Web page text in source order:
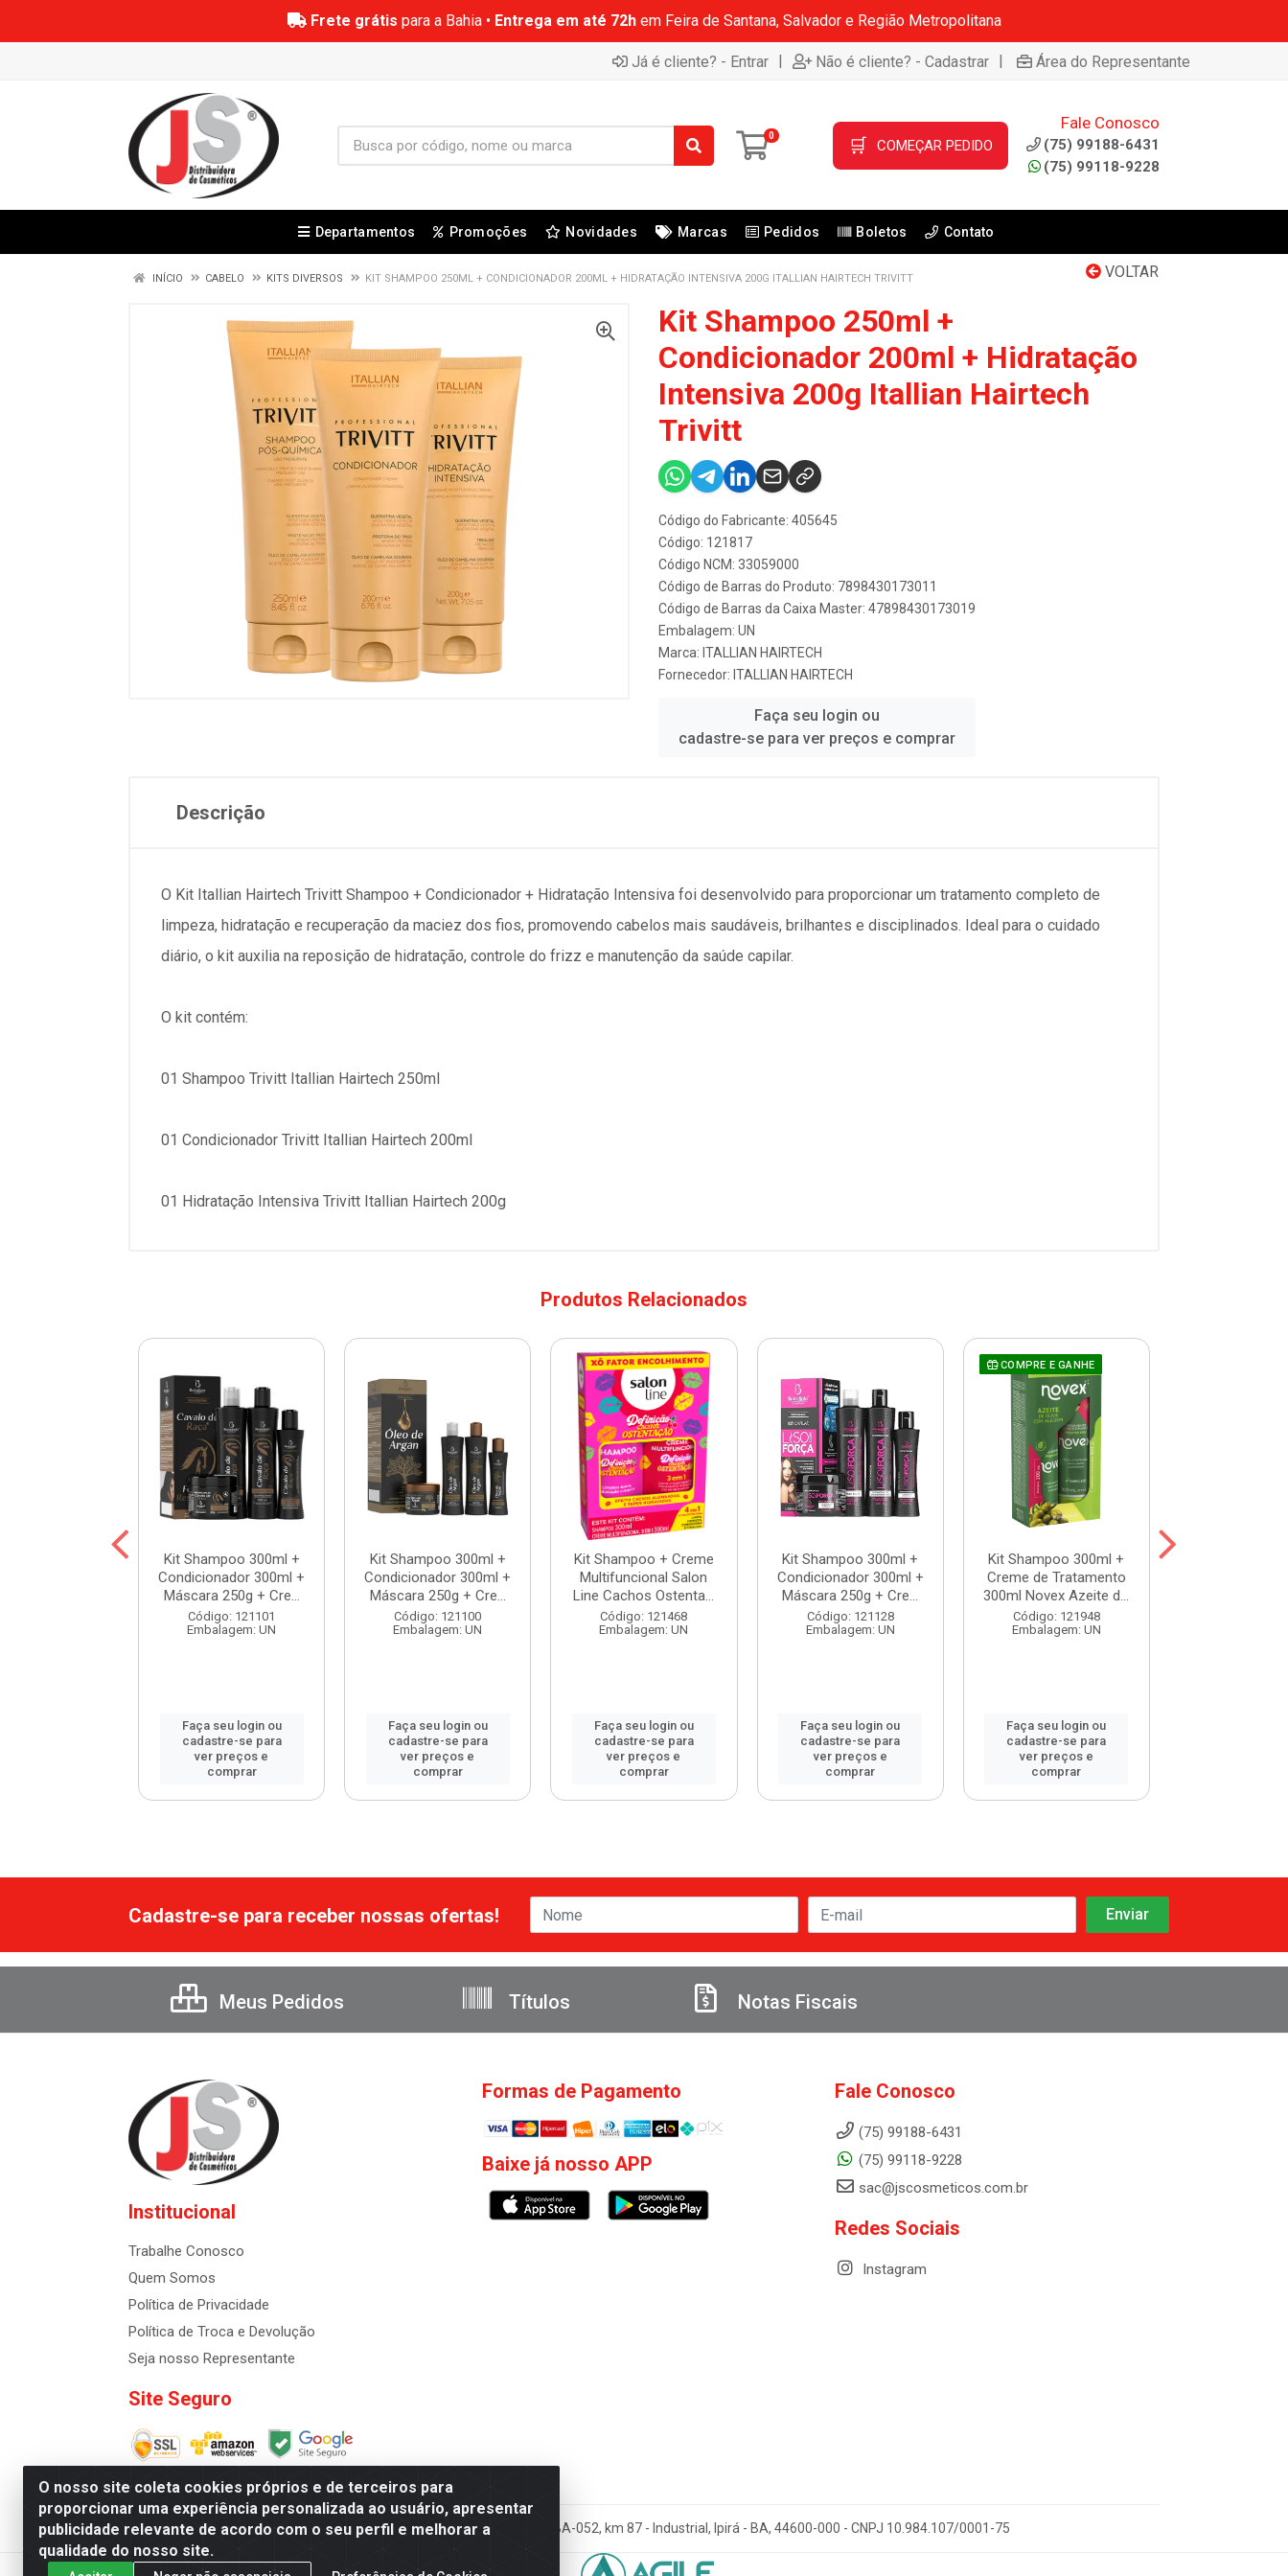
Frete grátis para a Bahia • Entrega em até 72hem Feira de Santana, Salvador e Região Metropolitana
Já é cliente? - Entrar | Não é cliente? - Cadastrar | Área do Representante
0 🛒 COMEÇAR PEDIDO
Fale Conosco
(75) 99188-6431
(75) 99118-9228
Departamentos Promoções Novidades Marcas Pedidos Boletos Contato
VOLTAR
INÍCIO CABELO KITS DIVERSOS KIT SHAMPOO 250ML + CONDICIONADOR 200ML + HIDRATAÇÃO INTENSIVA 200G ITALLIAN HAIRTECH TRIVITT
Kit Shampoo 250ml +
Condicionador 200ml + Hidratação
Intensiva 200g Itallian Hairtech
Trivitt
Código do Fabricante: 405645
Código: 121817
Código NCM: 33059000
Código de Barras do Produto: 7898430173011
Código de Barras da Caixa Master: 47898430173019
Embalagem: UN
Marca: ITALLIAN HAIRTECH
Fornecedor: ITALLIAN HAIRTECH
Faça seu login ou
cadastre-se para ver preços e comprar
Descrição
O Kit Itallian Hairtech Trivitt Shampoo + Condicionador + Hidratação Intensiva foi desenvolvido para proporcionar um tratamento completo de
limpeza, hidratação e recuperação da maciez dos fios, promovendo cabelos mais saudáveis, brilhantes e disciplinados. Ideal para o cuidado
diário, o kit auxilia na reposição de hidratação, controle do frizz e manutenção da saúde capilar.
O kit contém:
01 Shampoo Trivitt Itallian Hairtech 250ml
01 Condicionador Trivitt Itallian Hairtech 200ml
01 Hidratação Intensiva Trivitt Itallian Hairtech 200g
Produtos Relacionados
Kit Shampoo 300ml +
Condicionador 300ml +
Máscara 250g + Cre...
Código: 121101
Embalagem: UN
Faça seu login ou
cadastre-se para
ver preços e
comprar
Kit Shampoo 300ml +
Condicionador 300ml +
Máscara 250g + Cre...
Código: 121100
Embalagem: UN
Faça seu login ou
cadastre-se para
ver preços e
comprar
Kit Shampoo + Creme
Multifuncional Salon
Line Cachos Ostenta...
Código: 121468
Embalagem: UN
Faça seu login ou
cadastre-se para
ver preços e
comprar
Kit Shampoo 300ml +
Condicionador 300ml +
Máscara 250g + Cre...
Código: 121128
Embalagem: UN
Faça seu login ou
cadastre-se para
ver preços e
comprar
COMPRE E GANHE
Kit Shampoo 300ml +
Creme de Tratamento
300ml Novex Azeite d...
Código: 121948
Embalagem: UN
Faça seu login ou
cadastre-se para
ver preços e
comprar
O nosso site coleta cookies próprios e de terceiros para
proporcionar uma experiência personalizada ao usuário, apresentar
publicidade relevante de acordo com o seu perfil e melhorar a
qualidade do nosso site.
Cadastre-se para receber nossas ofertas!
Meus Pedidos Títulos Notas Fiscais
Institucional
Trabalhe Conosco
Quem Somos
Política de Privacidade
Política de Troca e Devolução
Seja nosso Representante
Site Seguro
Formas de Pagamento
Baixe já nosso APP
Fale Conosco
(75) 99188-6431
(75) 99118-9228
sac@jscosmeticos.com.br
Redes Sociais
Instagram
Distribuidora de Cosméticos Antoneto LTDA - BA-052, km 87 - Industrial, Ipirá - BA, 44600-000 - CNPJ 10.984.107/0001-75